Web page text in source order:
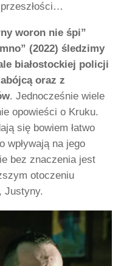
woron nie śpi”
(2022) śledzimy
białostockiej policji
oraz z
. Jednocześnie wiele
opowieści o Kruku.
się bowiem łatwo
wpływają na jego
bez znaczenia jest
otoczeniu
Justyny.